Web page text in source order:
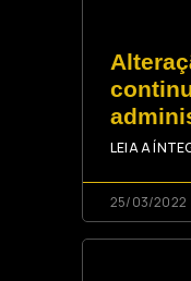
LEIA A
25/03/2022